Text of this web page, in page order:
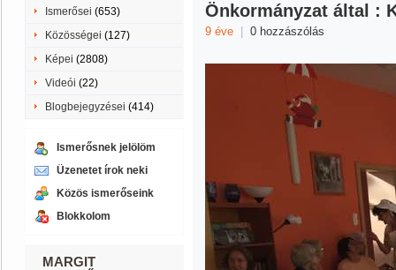
Ismerősei (653)
Közösségei (127)
Képei (2808)
Videói (22)
Blogbejegyzései (414)
Ismerősnek jelölöm
Üzenetet írok neki
Közös ismerőseink
Blokkolom
MARGIT
Önkormányzat által :
9 éve 0 hozzászólás